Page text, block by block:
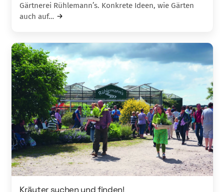
Gärtnerei Rühlemann’s. Konkrete Ideen, wie Gärten
auch auf…
Kräuter suchen und finden!